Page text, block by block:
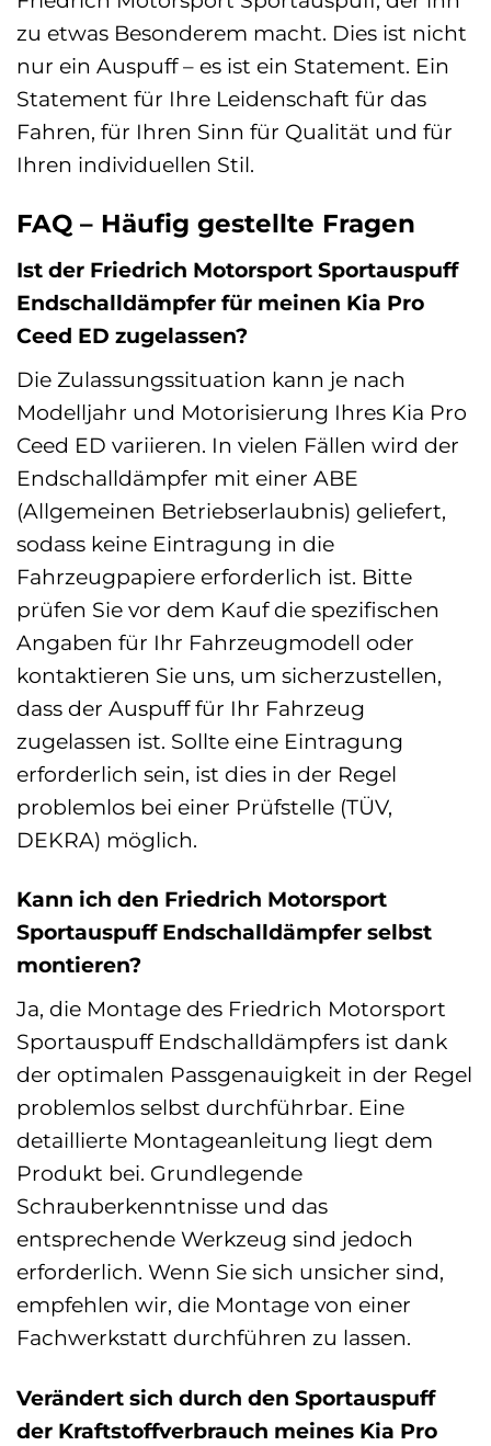
zu etwas Besonderem macht. Dies ist nicht
nur ein Auspuff – es ist ein Statement. Ein
Statement für Ihre Leidenschaft für das
Fahren, für Ihren Sinn für Qualität und für
Ihren individuellen Stil.
FAQ – Häufig gestellte Fragen
Ist der Friedrich Motorsport Sportauspuff
Endschalldämpfer für meinen Kia Pro
Ceed ED zugelassen?
Die Zulassungssituation kann je nach
Modelljahr und Motorisierung Ihres Kia Pro
Ceed ED variieren. In vielen Fällen wird der
Endschalldämpfer mit einer ABE
(Allgemeinen Betriebserlaubnis) geliefert,
sodass keine Eintragung in die
Fahrzeugpapiere erforderlich ist. Bitte
prüfen Sie vor dem Kauf die spezifischen
Angaben für Ihr Fahrzeugmodell oder
kontaktieren Sie uns, um sicherzustellen,
dass der Auspuff für Ihr Fahrzeug
zugelassen ist. Sollte eine Eintragung
erforderlich sein, ist dies in der Regel
problemlos bei einer Prüfstelle (TÜV,
DEKRA) möglich.
Kann ich den Friedrich Motorsport
Sportauspuff Endschalldämpfer selbst
montieren?
Ja, die Montage des Friedrich Motorsport
Sportauspuff Endschalldämpfers ist dank
der optimalen Passgenauigkeit in der Regel
problemlos selbst durchführbar. Eine
detaillierte Montageanleitung liegt dem
Produkt bei. Grundlegende
Schrauberkenntnisse und das
entsprechende Werkzeug sind jedoch
erforderlich. Wenn Sie sich unsicher sind,
empfehlen wir, die Montage von einer
Fachwerkstatt durchführen zu lassen.
Verändert sich durch den Sportauspuff
der Kraftstoffverbrauch meines Kia Pro